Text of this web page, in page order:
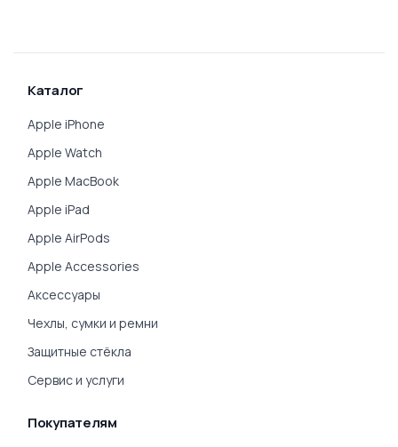
Каталог
Apple iPhone
Apple Watch
Apple MacBook
Apple iPad
Apple AirPods
Apple Accessories
Аксессуары
Чехлы, сумки и ремни
Защитные стёкла
Сервис и услуги
Покупателям